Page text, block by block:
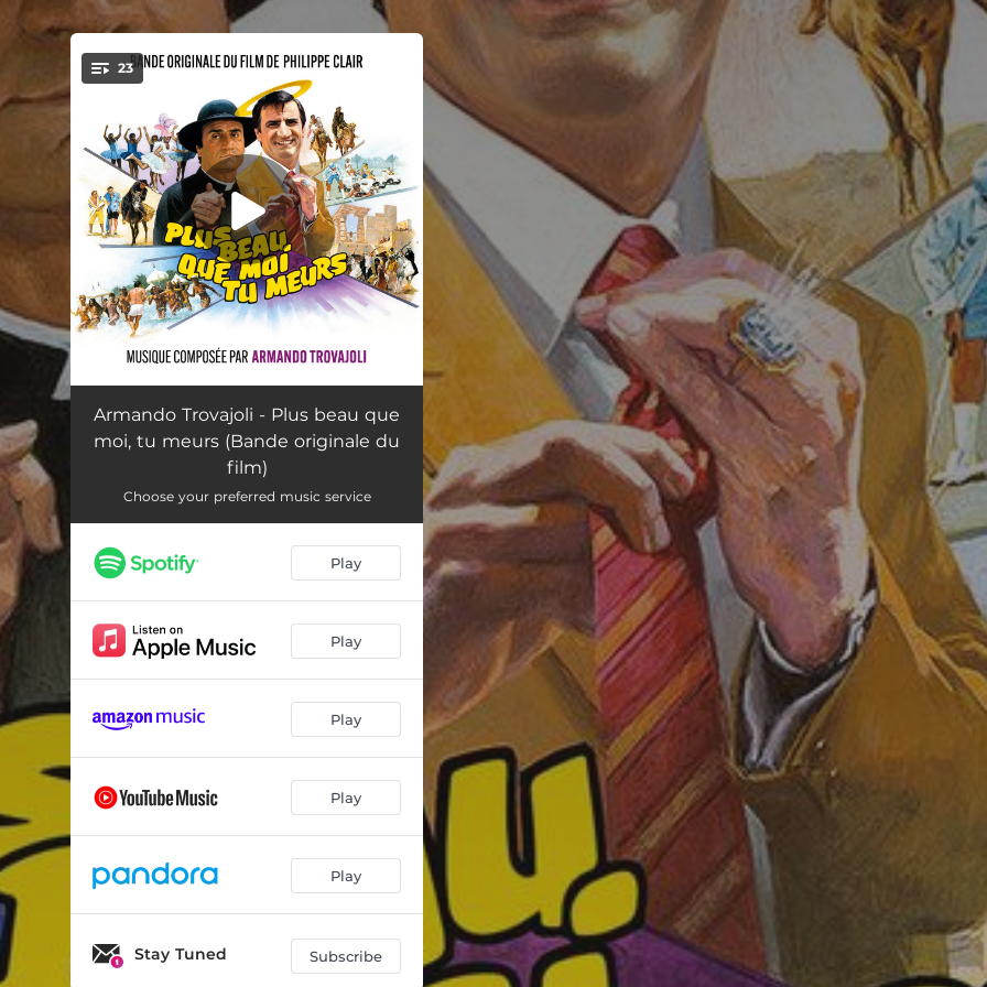
You're all set!
23
Plus beau que moi, tu meurs (Playback) 02:52
Avenir, Avenir 04:31
Souvenirs d'enfance 01:07
Club privé 02:15
La femme du sénateur 00:46
Retrouvailles en Tunisie
Le palace 02:49
Leçon de classe
Inspecteur Tétard 02:09
01:52
02:36
Armando Trovajoli - Plus beau que
moi, tu meurs (Bande originale du
film)
Choose your preferred music service
Play
Play
Play
Play
Play
Stay Tuned Subscribe